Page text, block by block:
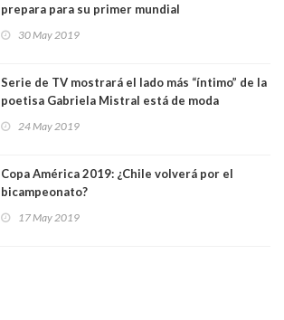
prepara para su primer mundial
30 May 2019
Serie de TV mostrará el lado más “íntimo” de la
poetisa Gabriela Mistral está de moda
24 May 2019
Copa América 2019: ¿Chile volverá por el
bicampeonato?
17 May 2019